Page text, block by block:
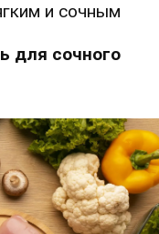
и сочным
для сочного